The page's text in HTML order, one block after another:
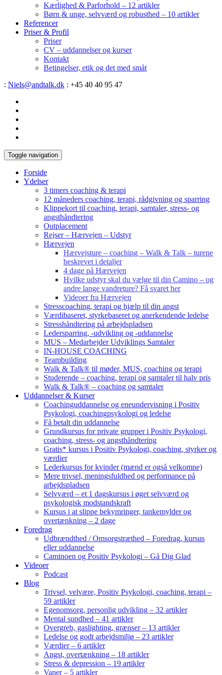
Kærlighed & Parforhold – 12 artikler
Børn & unge, selvværd og robusthed – 10 artikler
Referencer
Priser & Profil
Priser
CV – uddannelser og kurser
Kontakt
Betingelser, etik og det med småt
: Niels@andtalk.dk : +45 40 40 95 47
Toggle navigation
Forside
Ydelser
3 timers coaching & terapi
12 måneders coaching, terapi, rådgivning og sparring
Klippekort til coaching, terapi, samtaler, stress- og
angsthåndtering
Outplacement
Rejser – Hærvejen – Udstyr
Hærvejen
Hærvejsture – coaching – Walk & Talk – turene
beskrevet i detaljer
4 dage på Hærvejen
Hvilke udstyr skal du vælge til din Camino – og
andre lange vandreture? Få svaret her
Videoer fra Hærvejen
Stresscoaching, terapi og hjælp til din angst
Værdibaseret, styrkebaseret og anerkendende ledelse
Stresshåndtering på arbejdspladsen
Ledersparring, -udvikling og -uddannelse
MUS – Medarbejder Udviklings Samtaler
IN-HOUSE COACHING
Teambuilding
Walk & Talk® til møder, MUS, coaching og terapi
Studerende – coaching, terapi og samtaler til halv pris
Walk & Talk® – coaching og samtaler
Uddannelser & Kurser
Coachinguddannelse og eneundervisning i Positiv
Psykologi, coachingpsykologi og ledelse
Få betalt din uddannelse
Grundkursus for private grupper i Positiv Psykologi,
coaching, stress- og angsthåndtering
Gratis* kursus i Positiv Psykologi, coaching, styrker og
værdier
Lederkursus for kvinder (mænd er også velkomne)
Mere trivsel, meningsfuldhed og performance på
arbejdspladsen
Selvværd – et 1 dagskursus i øget selvværd og
psykologisk modstandskraft
Kursus i at slippe bekymringer, tankemylder og
overtænkning – 2 dage
Foredrag
Udbrændthed / Omsorgstræthed – Foredrag, kursus
eller uddannelse
Caminoen og Positiv Psykologi – Gå Dig Glad
Videoer
Podcast
Blog
Trivsel, velvære, Positiv Psykologi, coaching, terapi –
59 artikler
Egenomsorg, personlig udvikling – 32 artikler
Mental sundhed – 41 artikler
Overgreb, gaslighting, grænser – 13 artikler
Ledelse og godt arbejdsmiljø – 23 artikler
Værdier – 6 artikler
Angst, overtænkning – 18 artikler
Stress & depression – 19 artikler
Vaner – 5 artikler